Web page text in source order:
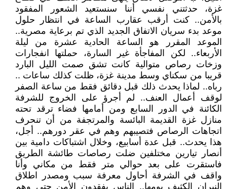
غزة، حدثتني نفسي أننا سنستعيد الشعور المفقود
بالأمن.. كنت أرقب عقارب الساعة في انتظار حلول
موعد بدء سريان الاتفاق الجديد الذي تم برعاية مصرية..
الموعد المقرر هو الساعة الحادية عشرة من ليلة
الأربعاء.. لكن المفاجأة غير السارة، حملتها انفجارات
وزخات رصاص متوالية كانت تشق صمت الليل البارد
قريبا من سكناي وسط مدينة غزة، ظلت كذلك ساعات ..
رباه.. لماذا يحدث ذلك قبل دقائق فقط من ساعة الصفر
لوقف أعمال العنف.. لم أجرؤ على الخروج للشرفة
الكائنة في الدور السابع ومن أمامها فضاء ترقد تحته
منازل غزة القديمة البائسة والمرتجفة من أن تنحرف
اتجاهات الرصاص فتصيبهم وهم في عقر دورهم.. أجل،
هذا يحدث.. قبل عدة أسابيع، وخلال اشتباكات دامية بين
أنصار تيارين مختلفين ضلت رصاصات طائشة الطريق
فاستقرت على بعد حوالي متر فقط من مكاني وأنا
واقف في الشرفة أحاول معرفة سبب ومصدر اطلاق
النيران الكثيف يومها.. الناس يفقدون الأمن حتى وهم